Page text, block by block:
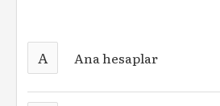
A Ana hesaplar